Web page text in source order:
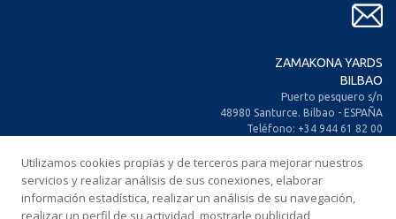
ZAMAKONA YARDS
BILBAO
Puerto pesquero s/n
48980 Santurce. Bilbao - ESPAÑA
Teléfono: +34 944 61 82 00
Fax: +34 944 61 25 80
E-mail: zamakona@zamakona.com
Utilizamos cookies propias y de terceros para mejorar nuestros
servicios y realizar análisis de sus conexiones, elaborar
información estadística, realizar un análisis de su navegación,
realizar un perfil de su actividad, mostrarle publicidad